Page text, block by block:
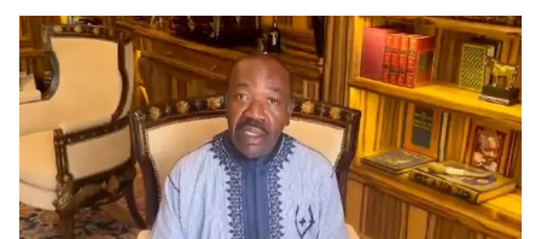
04-FEV-2024